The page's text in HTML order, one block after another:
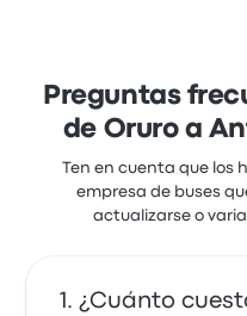
Preguntas
de Oruro a
Ten en cuenta que los
empresa de buses
actualizarse o
¿Cuánto